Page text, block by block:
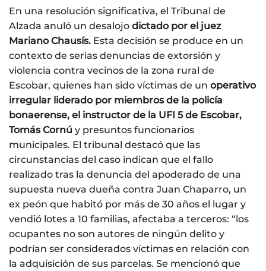
En una resolución significativa, el Tribunal de
Alzada anuló un desalojo dictado por el juez
Mariano Chausís. Esta decisión se produce en un
contexto de serias denuncias de extorsión y
violencia contra vecinos de la zona rural de
Escobar, quienes han sido víctimas de un operativo
irregular liderado por miembros de la policía
bonaerense, el instructor de la UFI 5 de Escobar,
Tomás Cornú y presuntos funcionarios
municipales. El tribunal destacó que las
circunstancias del caso indican que el fallo
realizado tras la denuncia del apoderado de una
supuesta nueva dueña contra Juan Chaparro, un
ex peón que habitó por más de 30 años el lugar y
vendió lotes a 10 familias, afectaba a terceros: “los
ocupantes no son autores de ningún delito y
podrían ser considerados víctimas en relación con
la adquisición de sus parcelas. Se mencionó que